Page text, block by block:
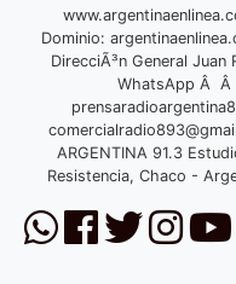
Dominio:
DirecciÃ³n General
WhatsApp Â Â
ARGENTINA 91.3
Resistencia, Chaco -